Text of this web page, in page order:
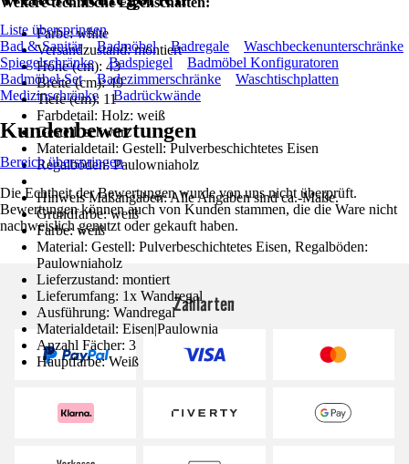
Farbe: white
Versandzustand: montiert
Höhe (cm): 43
Breite (cm): 49
Tiefe (cm): 11
Farbdetail: Holz: weiß
Gestell: schwarz
Materialdetail: Gestell: Pulverbeschichtetes Eisen
Regalböden: Paulowniaholz
Hinweis Maßangaben: Alle Angaben sind ca.-Maße.
Grundfarbe: weiß
Farbe: weiß
Material: Gestell: Pulverbeschichtetes Eisen, Regalböden:
Paulowniaholz
Lieferzustand: montiert
Lieferumfang: 1x Wandregal
Ausführung: Wandregal
Materialdetail: Eisen|Paulownia
Anzahl Fächer: 3
Hauptfarbe: Weiß
Liste überspringen
Bad & Sanitär
Badmöbel Badregale
Waschbeckenunterschränke
Spiegelschränke
Badspiegel
Badmöbel Konfiguratoren
Badmöbel-Set
Badezimmerschränke
Waschtischplatten
Medizinschränke
Badrückwände
Kundenbewertungen
Bereich überspringen
Die Echtheit der Bewertungen wurde von uns nicht überprüft.
Bewertungen können auch von Kunden stammen, die die Ware nicht
nachweislich genutzt oder gekauft haben.
Zahlarten